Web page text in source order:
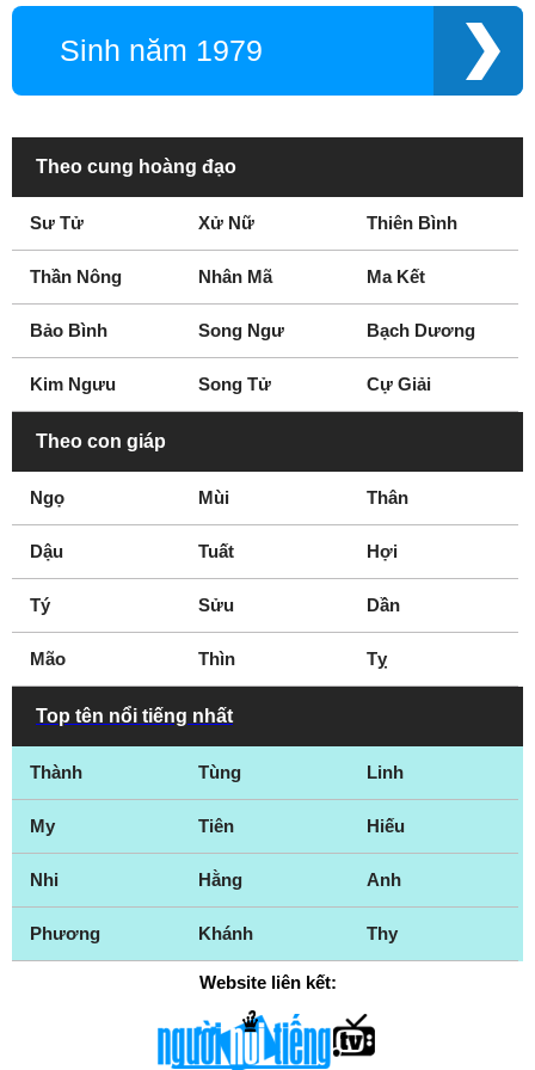
Năm 1966
Năm 1972
Sinh năm 1979
Theo cung hoàng đạo
Sư Tử Xử Nữ Thiên Bình
Thần Nông Nhân Mã Ma Kết
Bảo Bình Song Ngư Bạch Dương
Kim Ngưu Song Tử Cự Giải
Theo con giáp
Ngọ Mùi Thân
Dậu Tuất Hợi
Tý Sửu Dần
Mão Thìn Tỵ
Top tên nổi tiếng nhất
Thành Tùng Linh
My Tiên Hiếu
Nhi Hằng Anh
Phương Khánh Thy
Website liên kết: